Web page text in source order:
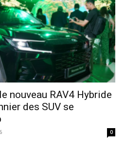
nouveau RAV4 Hybride
des SUV se
0